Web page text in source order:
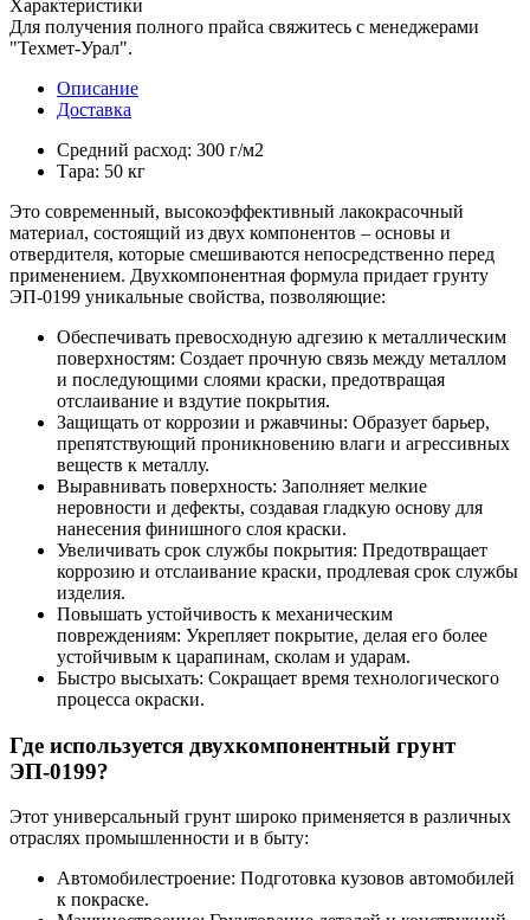
Характеристики
Для получения полного прайса свяжитесь с менеджерами
"Техмет-Урал".
Описание
Доставка
Средний расход: 300 г/м2
Тара: 50 кг
Это современный, высокоэффективный лакокрасочный
материал, состоящий из двух компонентов – основы и
отвердителя, которые смешиваются непосредственно перед
применением. Двухкомпонентная формула придает грунту
ЭП-0199 уникальные свойства, позволяющие:
Обеспечивать превосходную адгезию к металлическим
поверхностям: Создает прочную связь между металлом
и последующими слоями краски, предотвращая
отслаивание и вздутие покрытия.
Защищать от коррозии и ржавчины: Образует барьер,
препятствующий проникновению влаги и агрессивных
веществ к металлу.
Выравнивать поверхность: Заполняет мелкие
неровности и дефекты, создавая гладкую основу для
нанесения финишного слоя краски.
Увеличивать срок службы покрытия: Предотвращает
коррозию и отслаивание краски, продлевая срок службы
изделия.
Повышать устойчивость к механическим
повреждениям: Укрепляет покрытие, делая его более
устойчивым к царапинам, сколам и ударам.
Быстро высыхать: Сокращает время технологического
процесса окраски.
Где используется двухкомпонентный грунт
ЭП-0199?
Этот универсальный грунт широко применяется в различных
отраслях промышленности и в быту:
Автомобилестроение: Подготовка кузовов автомобилей
к покраске.